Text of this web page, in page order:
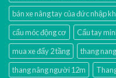
bán xe nâng tay của đức nhập
cẩu móc động cơ
Cẩu tay
mua xe đẩy 2 tầng
thang
thang nâng người 12m